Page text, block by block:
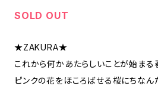
SOLD OUT
★ZAKURA★
これから何かあたらしいことが始まる
ピンクの花をほころばせる桜にちなん